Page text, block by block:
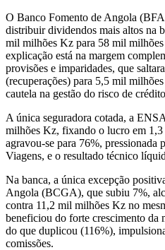
O Banco Fomento de Angola
distribuir dividendos mais altos na
mil milhões Kz para 58 mil
explicação está na margem
provisões e imparidades, que
(recuperações) para 5,5 mil
cautela na gestão do risco de
A única seguradora cotada, a
milhões Kz, fixando o lucro em
agravou‑se para 76%, pressionada
Viagens, e o resultado técnico
Na banca, a única excepção
Angola (BCGA), que subiu 7%,
contra 11,2 mil milhões Kz no
beneficiou do forte crescimento da
do que duplicou (116%),
comissões.